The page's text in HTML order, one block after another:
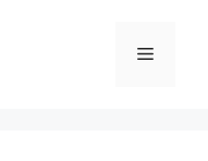
Menu